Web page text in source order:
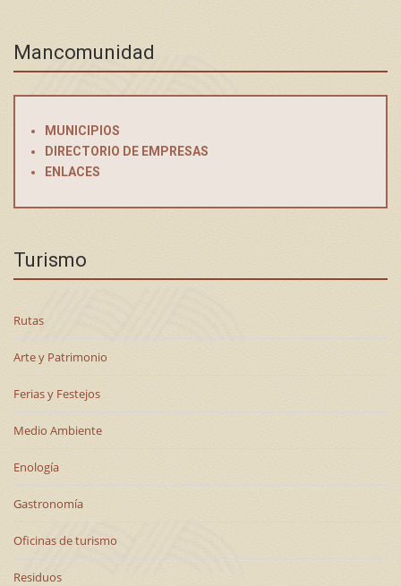
Mancomunidad
MUNICIPIOS
DIRECTORIO DE EMPRESAS
ENLACES
Turismo
Rutas
Arte y Patrimonio
Ferias y Festejos
Medio Ambiente
Enología
Gastronomía
Oficinas de turismo
Residuos